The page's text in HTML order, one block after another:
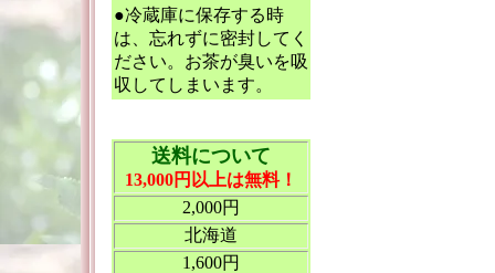
●冷蔵庫に保存する時
は、忘れずに密封してく
ださい。お茶が臭いを吸
収してしまいます。
送料について
13,000円以上は無料！
2,000円
北海道
1,600円